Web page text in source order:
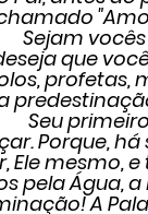
Sejam
que
profetas,
Seu
Porque,
Ele mesmo,
pela Água,
A